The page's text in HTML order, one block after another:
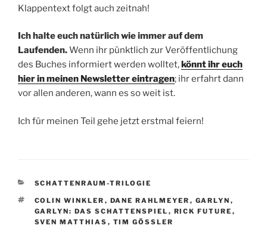
Klappentext folgt auch zeitnah!
Ich halte euch natürlich wie immer auf dem
Laufenden.Wenn ihr pünktlich zur Veröffentlichung
des Buches informiert werden wolltet,könnt ihr euch
hier in meinen Newsletter eintragen; ihr erfahrt dann
vor allen anderen, wann es so weit ist.
Ich für meinen Teil gehe jetzt erstmal feiern!
KATEGORIEN
SCHATTENRAUM-TRILOGIE
SCHLAGWÖRTER
COLIN WINKLER , DANE RAHLMEYER , GARLYN ,
GARLYN: DAS SCHATTENSPIEL , RICK FUTURE ,
SVEN MATTHIAS , TIM GÖSSLER